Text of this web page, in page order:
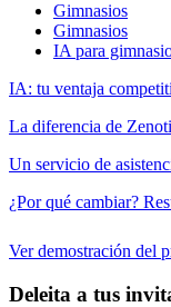
Gimnasios
Gimnasios
IA para
IA: tu ventaja
La diferencia de
Un servicio de
¿Por qué cambiar?
Ver demostración del
Deleita a tus